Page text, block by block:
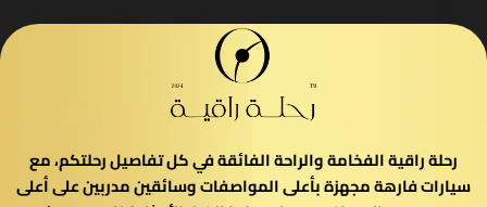
رحلة راقية الفخامة والراحة الفائقة في كل تفاصيل رحلتكم، مع
سيارات فارهة مجهزة بأعلى المواصفات وسائقين مدربين على أعلى